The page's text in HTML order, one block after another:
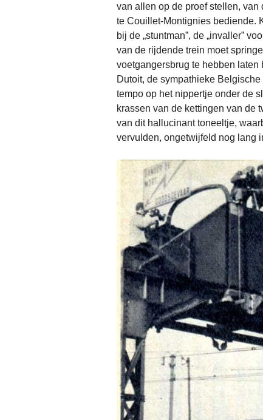
van allen op de proef stellen, van
te Couillet-Montignies bediende.
bij de „stuntman”, de „invaller”
van de rijdende trein moet
voetgangersbrug te hebben
Dutoit, de sympathieke
tempo op het nippertje onder de
krassen van de kettingen van de
van dit hallucinant toneeltje,
vervulden, ongetwijfeld nog lang